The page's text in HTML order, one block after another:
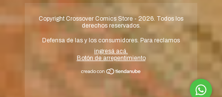
Copyright Crossover Comics Store - 2026. Todos los
derechos reservados.
Defensa de las y los consumidores. Para reclamos
ingresá acá.
Botón de arrepentimiento